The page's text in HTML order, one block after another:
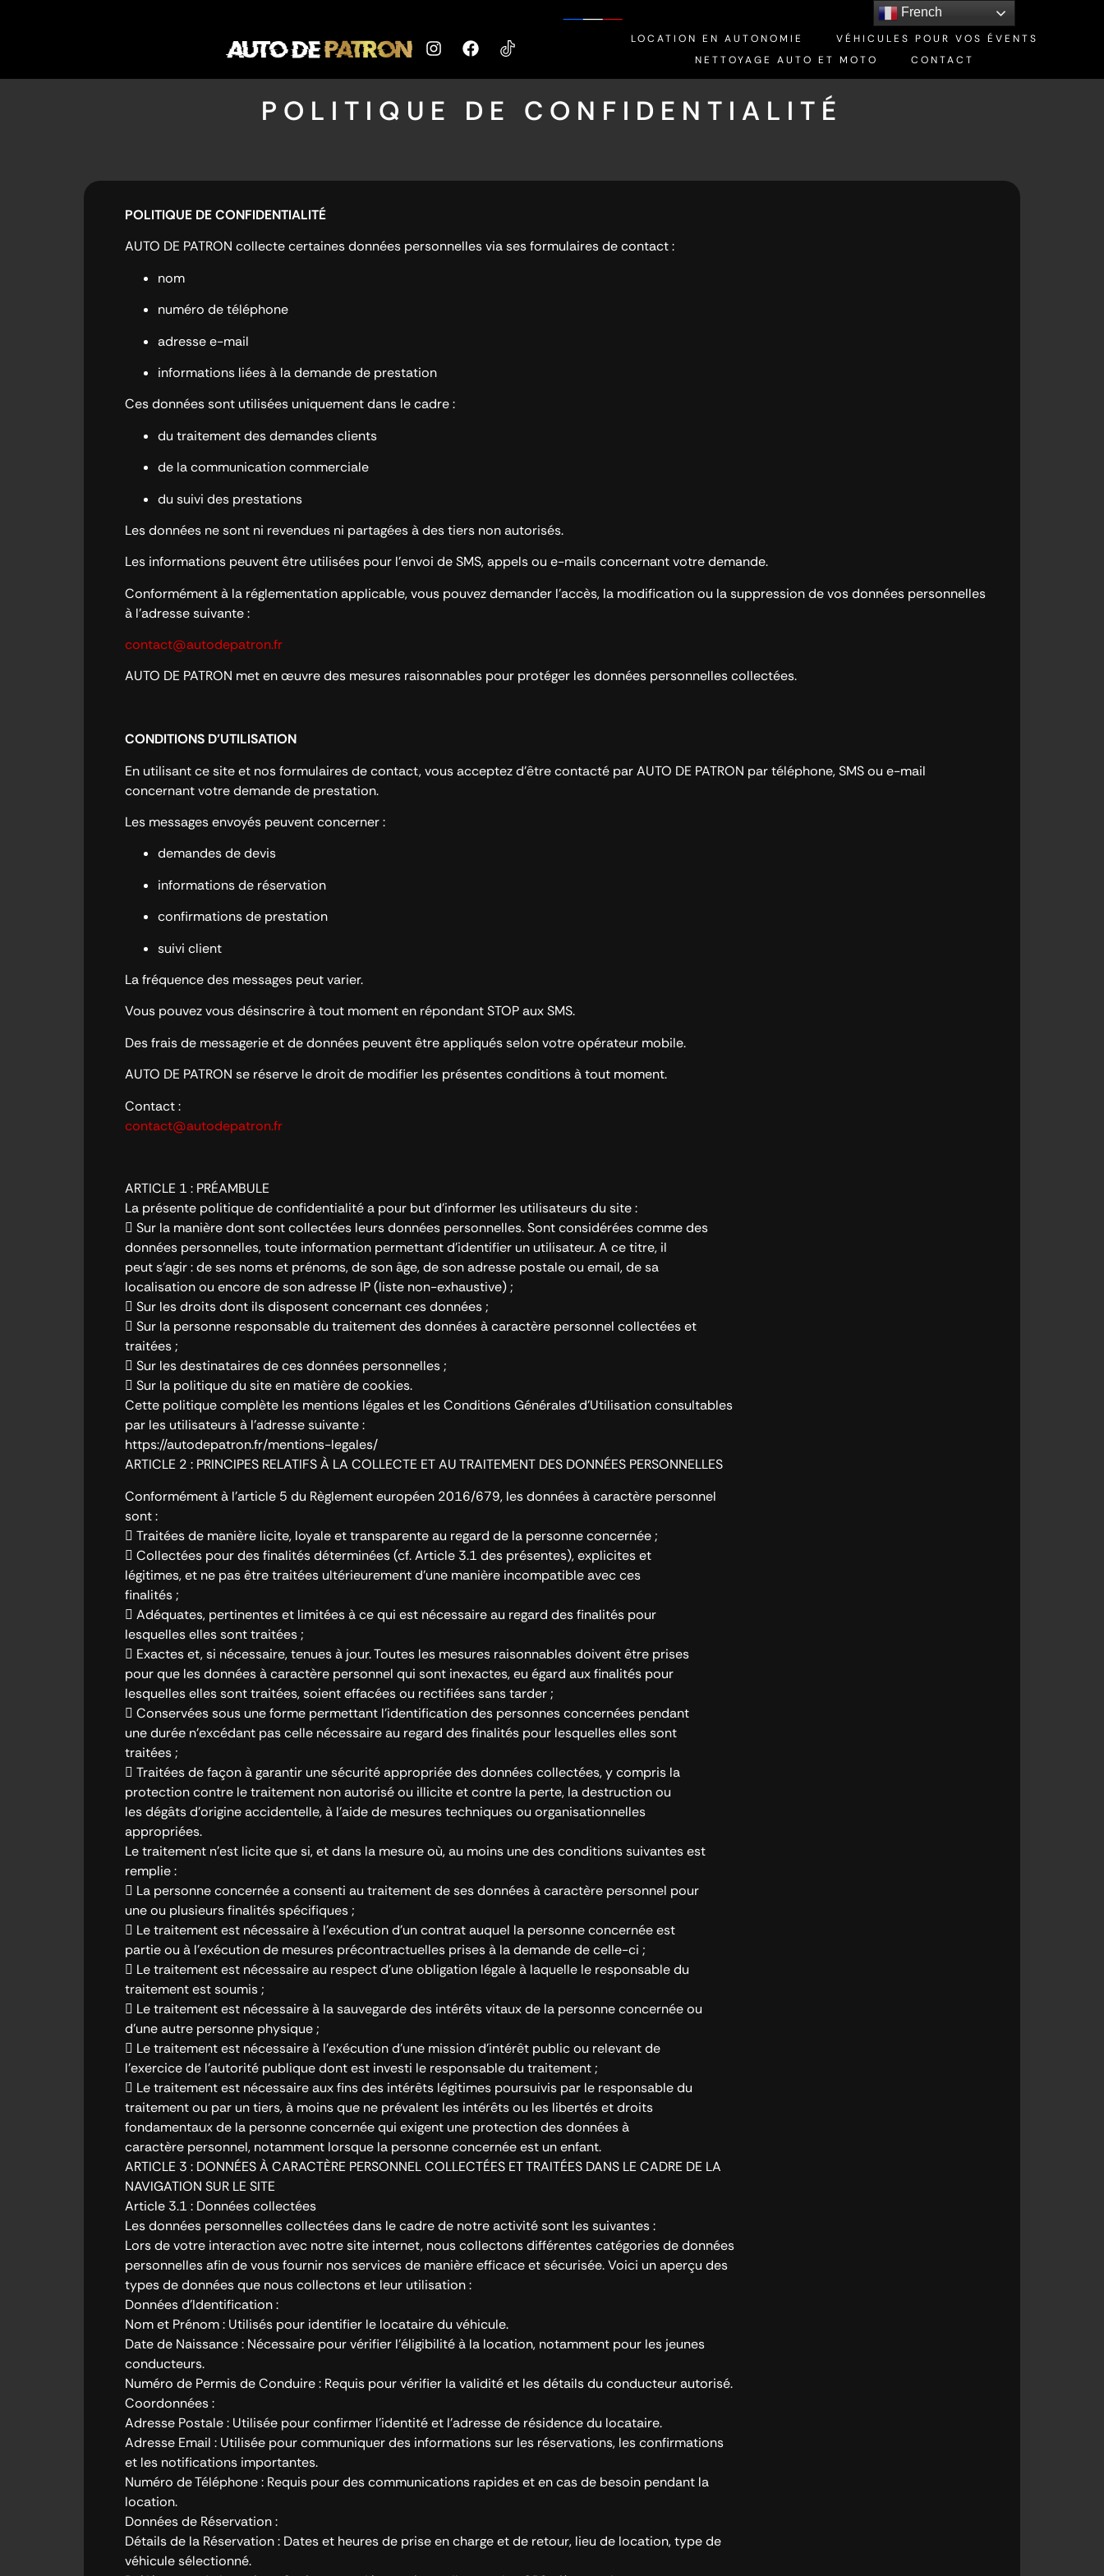
LOCATION EN AUTONOMIE
VÉHICULES POUR VOS ÉVENTS
NETTOYAGE AUTO ET MOTO
CONTACT
POLITIQUE DE CONFIDENTIALITÉ
POLITIQUE DE CONFIDENTIALITÉ
AUTO DE PATRON collecte certaines données personnelles via ses formulaires de contact :
nom
numéro de téléphone
adresse e-mail
informations liées à la demande de prestation
Ces données sont utilisées uniquement dans le cadre :
du traitement des demandes clients
de la communication commerciale
du suivi des prestations
Les données ne sont ni revendues ni partagées à des tiers non autorisés.
Les informations peuvent être utilisées pour l’envoi de SMS, appels ou e-mails concernant votre demande.
Conformément à la réglementation applicable, vous pouvez demander l’accès, la modification ou la suppression de vos données personnelles
à l’adresse suivante :
contact@autodepatron.fr
AUTO DE PATRON met en œuvre des mesures raisonnables pour protéger les données personnelles collectées.
CONDITIONS D’UTILISATION
En utilisant ce site et nos formulaires de contact, vous acceptez d’être contacté par AUTO DE PATRON par téléphone, SMS ou e-mail
concernant votre demande de prestation.
Les messages envoyés peuvent concerner :
demandes de devis
informations de réservation
confirmations de prestation
suivi client
La fréquence des messages peut varier.
Vous pouvez vous désinscrire à tout moment en répondant STOP aux SMS.
Des frais de messagerie et de données peuvent être appliqués selon votre opérateur mobile.
AUTO DE PATRON se réserve le droit de modifier les présentes conditions à tout moment.
Contact :
contact@autodepatron.fr
ARTICLE 1 : PRÉAMBULE
La présente politique de confidentialité a pour but d’informer les utilisateurs du site :
 Sur la manière dont sont collectées leurs données personnelles. Sont considérées comme des
données personnelles, toute information permettant d’identifier un utilisateur. A ce titre, il
peut s’agir : de ses noms et prénoms, de son âge, de son adresse postale ou email, de sa
localisation ou encore de son adresse IP (liste non-exhaustive) ;
 Sur les droits dont ils disposent concernant ces données ;
 Sur la personne responsable du traitement des données à caractère personnel collectées et
traitées ;
 Sur les destinataires de ces données personnelles ;
 Sur la politique du site en matière de cookies.
Cette politique complète les mentions légales et les Conditions Générales d’Utilisation consultables
par les utilisateurs à l’adresse suivante :
https://autodepatron.fr/mentions-legales/
ARTICLE 2 : PRINCIPES RELATIFS À LA COLLECTE ET AU TRAITEMENT DES DONNÉES PERSONNELLES
Conformément à l’article 5 du Règlement européen 2016/679, les données à caractère personnel
sont :
 Traitées de manière licite, loyale et transparente au regard de la personne concernée ;
 Collectées pour des finalités déterminées (cf. Article 3.1 des présentes), explicites et
légitimes, et ne pas être traitées ultérieurement d’une manière incompatible avec ces
finalités ;
 Adéquates, pertinentes et limitées à ce qui est nécessaire au regard des finalités pour
lesquelles elles sont traitées ;
 Exactes et, si nécessaire, tenues à jour. Toutes les mesures raisonnables doivent être prises
pour que les données à caractère personnel qui sont inexactes, eu égard aux finalités pour
lesquelles elles sont traitées, soient effacées ou rectifiées sans tarder ;
 Conservées sous une forme permettant l’identification des personnes concernées pendant
une durée n’excédant pas celle nécessaire au regard des finalités pour lesquelles elles sont
traitées ;
 Traitées de façon à garantir une sécurité appropriée des données collectées, y compris la
protection contre le traitement non autorisé ou illicite et contre la perte, la destruction ou
les dégâts d’origine accidentelle, à l’aide de mesures techniques ou organisationnelles
appropriées.
Le traitement n’est licite que si, et dans la mesure où, au moins une des conditions suivantes est
remplie :
 La personne concernée a consenti au traitement de ses données à caractère personnel pour
une ou plusieurs finalités spécifiques ;
 Le traitement est nécessaire à l’exécution d’un contrat auquel la personne concernée est
partie ou à l’exécution de mesures précontractuelles prises à la demande de celle-ci ;
 Le traitement est nécessaire au respect d’une obligation légale à laquelle le responsable du
traitement est soumis ;
 Le traitement est nécessaire à la sauvegarde des intérêts vitaux de la personne concernée ou
d’une autre personne physique ;
 Le traitement est nécessaire à l’exécution d’une mission d’intérêt public ou relevant de
l’exercice de l’autorité publique dont est investi le responsable du traitement ;
 Le traitement est nécessaire aux fins des intérêts légitimes poursuivis par le responsable du
traitement ou par un tiers, à moins que ne prévalent les intérêts ou les libertés et droits
fondamentaux de la personne concernée qui exigent une protection des données à
caractère personnel, notamment lorsque la personne concernée est un enfant.
ARTICLE 3 : DONNÉES À CARACTÈRE PERSONNEL COLLECTÉES ET TRAITÉES DANS LE CADRE DE LA
NAVIGATION SUR LE SITE
Article 3.1 : Données collectées
Les données personnelles collectées dans le cadre de notre activité sont les suivantes :
Lors de votre interaction avec notre site internet, nous collectons différentes catégories de données
personnelles afin de vous fournir nos services de manière efficace et sécurisée. Voici un aperçu des
types de données que nous collectons et leur utilisation :
Données d’Identification :
Nom et Prénom : Utilisés pour identifier le locataire du véhicule.
Date de Naissance : Nécessaire pour vérifier l’éligibilité à la location, notamment pour les jeunes
conducteurs.
Numéro de Permis de Conduire : Requis pour vérifier la validité et les détails du conducteur autorisé.
Coordonnées :
Adresse Postale : Utilisée pour confirmer l’identité et l’adresse de résidence du locataire.
Adresse Email : Utilisée pour communiquer des informations sur les réservations, les confirmations
et les notifications importantes.
Numéro de Téléphone : Requis pour des communications rapides et en cas de besoin pendant la
location.
Données de Réservation :
Détails de la Réservation : Dates et heures de prise en charge et de retour, lieu de location, type de
véhicule sélectionné.
French